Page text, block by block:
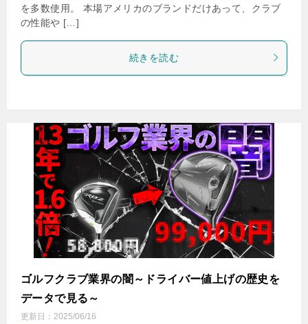
を多数使用。 本場アメリカのブランドだけあって、クラブ
の性能や […]
続きを読む
ゴルフクラブ業界の闇～ドライバー値上げの歴史を
データで見る～
更新日： 2025/06/16